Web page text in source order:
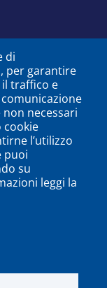
di
per garantire
traffico e
necessari
cookie
l’utilizzo
puoi
su
leggi la